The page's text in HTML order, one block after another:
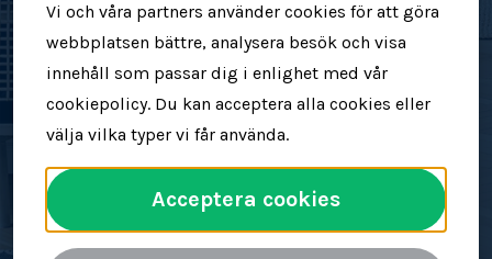
Jämför & hitta rätt mäklare för dig
Sälj din bostad snabbt & tryggt
Få högre försäljningspris
Jämför mäklare
Vi och våra partners använder cookies för att göra
webbplatsen bättre, analysera besök och visa
innehåll som passar dig i enlighet med vår
cookiepolicy. Du kan acceptera alla cookies eller
välja vilka typer vi får använda.
Acceptera cookies